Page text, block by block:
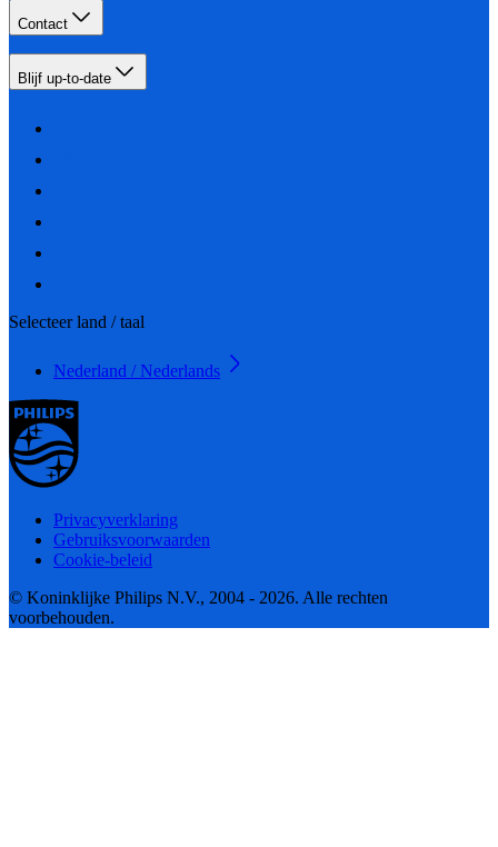
Contact
Blijf up-to-date
Selecteer land / taal
Nederland / Nederlands
Privacyverklaring
Gebruiksvoorwaarden
Cookie-beleid
© Koninklijke Philips N.V., 2004 - 2026. Alle rechten
voorbehouden.